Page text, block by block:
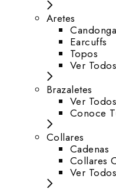
Aretes
Earcuffs
Topos
Ver
Brazaletes
Ver
Conoce
Collares
Cadenas
Collares
Ver